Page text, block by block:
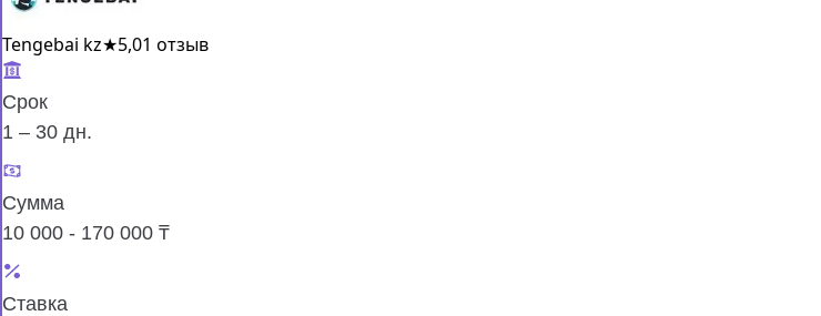
Tengebai kz★5,01 отзыв
Срок
1 – 30 дн.
Сумма
10 000 - 170 000 ₸
Ставка